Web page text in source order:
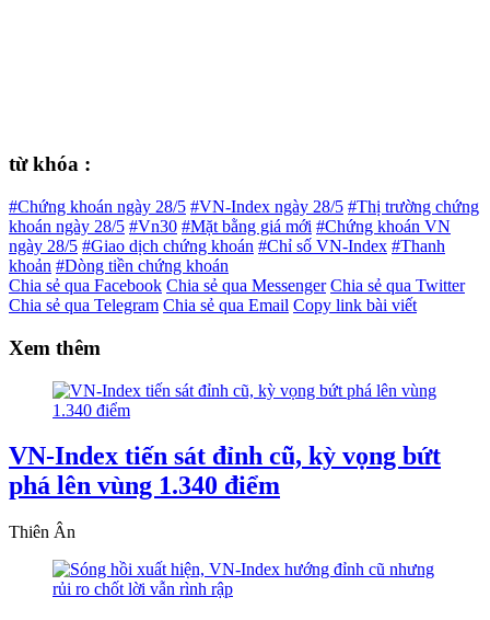
từ khóa :
#Chứng khoán ngày 28/5 #VN-Index ngày 28/5 #Thị trường chứng
khoán ngày 28/5 #Vn30 #Mặt bằng giá mới #Chứng khoán VN
ngày 28/5 #Giao dịch chứng khoán #Chỉ số VN-Index #Thanh
khoản #Dòng tiền chứng khoán
Chia sẻ qua Facebook Chia sẻ qua Messenger Chia sẻ qua Twitter
Chia sẻ qua Telegram Chia sẻ qua Email Copy link bài viết
Xem thêm
VN-Index tiến sát đỉnh cũ, kỳ vọng bứt
phá lên vùng 1.340 điểm
Thiên Ân